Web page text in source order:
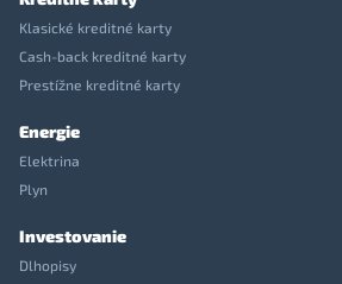
Klasické kreditné karty
Cash-back kreditné karty
Prestížne kreditné karty
Energie
Elektrina
Plyn
Investovanie
Dlhopisy